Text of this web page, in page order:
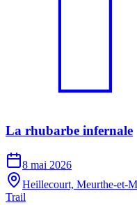
La rhubarbe infernale
8 mai 2026
Heillecourt, Meurthe-et-
Trail